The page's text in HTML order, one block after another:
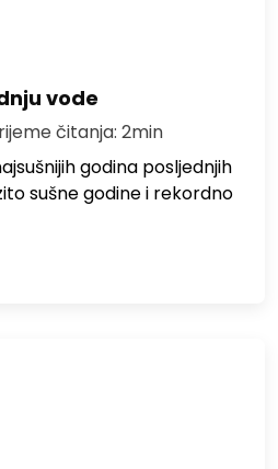
vode
čitanja: 2min
godina posljednjih
sušne godine i rekordno